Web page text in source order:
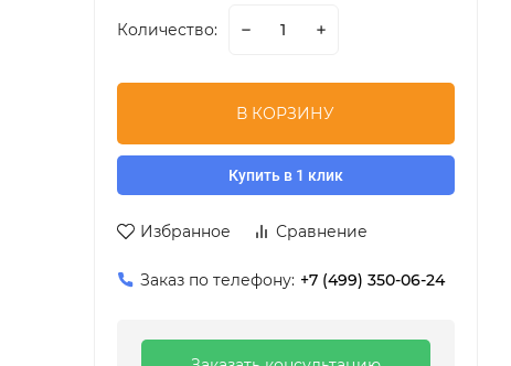
Количество:
В КОРЗИНУ
Купить в 1 клик
Избранное Сравнение
Заказ по телефону: +7 (499) 350-06-24